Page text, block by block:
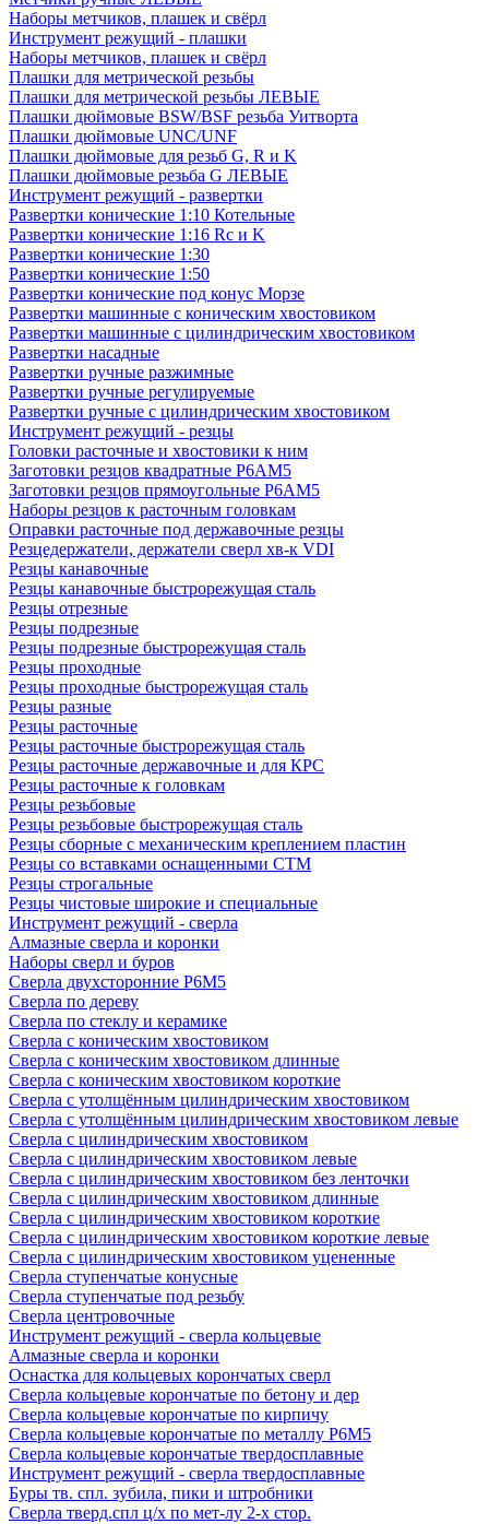
Наборы метчиков, плашек и свёрл
Инструмент режущий - плашки
Наборы метчиков, плашек и свёрл
Плашки для метрической резьбы
Плашки для метрической резьбы ЛЕВЫЕ
Плашки дюймовые BSW/BSF резьба Уитворта
Плашки дюймовые UNC/UNF
Плашки дюймовые для резьб G, R и K
Плашки дюймовые резьба G ЛЕВЫЕ
Инструмент режущий - развертки
Развертки конические 1:10 Котельные
Развертки конические 1:16 Rc и K
Развертки конические 1:30
Развертки конические 1:50
Развертки конические под конус Морзе
Развертки машинные с коническим хвостовиком
Развертки машинные с цилиндрическим хвостовиком
Развертки насадные
Развертки ручные разжимные
Развертки ручные регулируемые
Развертки ручные с цилиндрическим хвостовиком
Инструмент режущий - резцы
Головки расточные и хвостовики к ним
Заготовки резцов квадратные Р6АМ5
Заготовки резцов прямоугольные Р6АМ5
Наборы резцов к расточным головкам
Оправки расточные под державочные резцы
Резцедержатели, держатели сверл хв-к VDI
Резцы канавочные
Резцы канавочные быстрорежущая сталь
Резцы отрезные
Резцы подрезные
Резцы подрезные быстрорежущая сталь
Резцы проходные
Резцы проходные быстрорежущая сталь
Резцы разные
Резцы расточные
Резцы расточные быстрорежущая сталь
Резцы расточные державочные и для КРС
Резцы расточные к головкам
Резцы резьбовые
Резцы резьбовые быстрорежущая сталь
Резцы сборные с механическим креплением пластин
Резцы со вставками оснащенными СТМ
Резцы строгальные
Резцы чистовые широкие и специальные
Инструмент режущий - сверла
Алмазные сверла и коронки
Наборы сверл и буров
Сверла двухсторонние Р6М5
Сверла по дереву
Сверла по стеклу и керамике
Сверла с коническим хвостовиком
Сверла с коническим хвостовиком длинные
Сверла с коническим хвостовиком короткие
Сверла с утолщённым цилиндрическим хвостовиком
Сверла с утолщённым цилиндрическим хвостовиком левые
Сверла с цилиндрическим хвостовиком
Сверла с цилиндрическим хвостовиком левые
Сверла с цилиндрическим хвостовиком без ленточки
Сверла с цилиндрическим хвостовиком длинные
Сверла с цилиндрическим хвостовиком короткие
Сверла с цилиндрическим хвостовиком короткие левые
Сверла с цилиндрическим хвостовиком уцененные
Сверла ступенчатые конусные
Сверла ступенчатые под резьбу
Сверла центровочные
Инструмент режущий - сверла кольцевые
Алмазные сверла и коронки
Оснастка для кольцевых корончатых сверл
Сверла кольцевые корончатые по бетону и дер
Сверла кольцевые корончатые по кирпичу
Сверла кольцевые корончатые по металлу Р6М5
Сверла кольцевые корончатые твердосплавные
Инструмент режущий - сверла твердосплавные
Буры тв. спл. зубила, пики и штробники
Сверла тверд.спл ц/х по мет-лу 2-х стор.